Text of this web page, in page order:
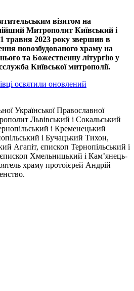
візитом на
Митрополит Київський і
травня 2023 року звершив в
новозбудованого храму на
та Божественну літургію у
Київської митрополії.
освятили оновлений
Української Православної
Львівський і Сокальський
і Кременецький
і Бучацький Тихон,
Агапіт, єпископ Тернопільський і
Хмельницький і Кам’янець-
храму протоієрей Андрій